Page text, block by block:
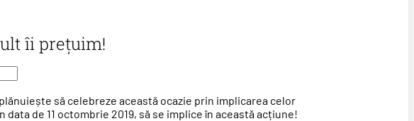
îi prețuim!
să celebreze această ocazie prin implicarea celor
de 11 octombrie 2019, să se implice în această acțiune!